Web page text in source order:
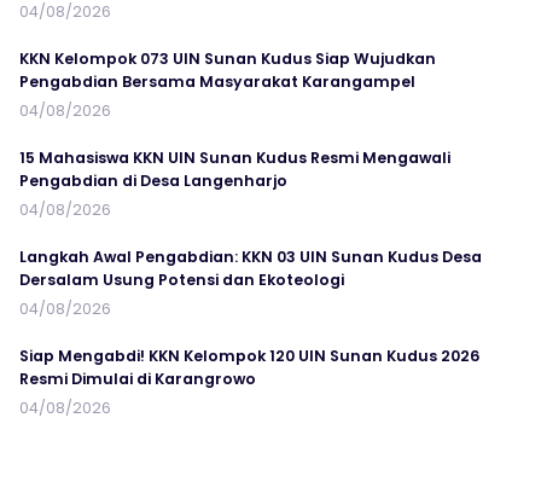
04/08/2026
KKN Kelompok 073 UIN Sunan Kudus Siap Wujudkan
Pengabdian Bersama Masyarakat Karangampel
04/08/2026
15 Mahasiswa KKN UIN Sunan Kudus Resmi Mengawali
Pengabdian di Desa Langenharjo
04/08/2026
Langkah Awal Pengabdian: KKN 03 UIN Sunan Kudus Desa
Dersalam Usung Potensi dan Ekoteologi
04/08/2026
Siap Mengabdi! KKN Kelompok 120 UIN Sunan Kudus 2026
Resmi Dimulai di Karangrowo
04/08/2026